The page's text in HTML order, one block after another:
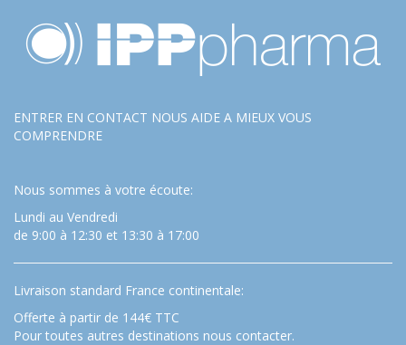
ENTRER EN CONTACT NOUS AIDE A MIEUX VOUS
COMPRENDRE
Nous sommes à votre écoute:
Lundi au Vendredi
de 9:00 à 12:30 et 13:30 à 17:00
Livraison standard France continentale:
Offerte à partir de 144€ TTC
Pour toutes autres destinations nous contacter.